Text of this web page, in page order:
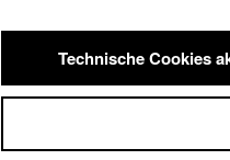
Filme in der
FILM GMBH & CO. KG
Regie: Lene
Technische Cookies